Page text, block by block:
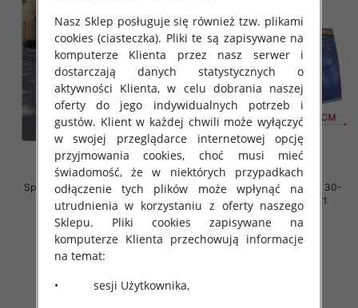
Spodenki męskie jeansy Roz 30-
40, 1 Kolor Paczka 10 szt
44.00 zł
szczegóły
Spodenki męskie jeans Roz 30-
38, 1 Kolor Paczka 10 szt
44.00 zł
szczegóły
Nasz Sklep posługuje się również tzw. plikami
cookies (ciasteczka). Pliki te są zapisywane na
komputerze Klienta przez nasz serwer i
dostarczają danych statystycznych o
aktywności Klienta, w celu dobrania naszej
oferty do jego indywidualnych potrzeb i
gustów. Klient w każdej chwili może wyłączyć
w swojej przeglądarce internetowej opcję
przyjmowania cookies, choć musi mieć
świadomość, że w niektórych przypadkach
odłączenie tych plików może wpłynąć na
utrudnienia w korzystaniu z oferty naszego
Sklepu. Pliki cookies zapisywane na
komputerze Klienta przechowują informacje
na temat:
• sesji Użytkownika,